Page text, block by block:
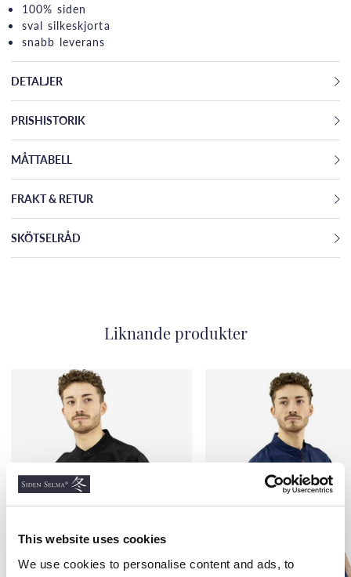
This website uses cookies
We use cookies to personalise content and ads, to
100% siden
sval silkeskjorta
snabb leverans
DETALJER
PRISHISTORIK
MÅTTABELL
FRAKT & RETUR
SKÖTSELRÅD
Liknande produkter